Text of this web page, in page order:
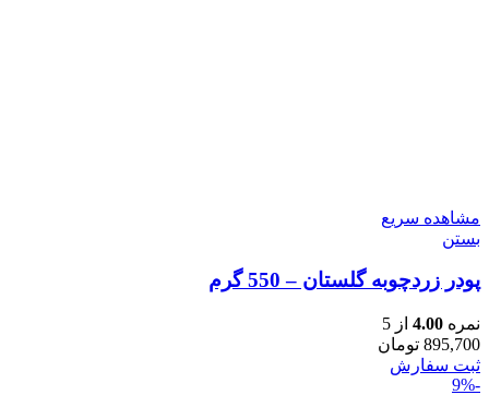
مشاهده سریع
بستن
پودر زردچوبه گلستان – 550 گرم
نمره 4.00 از 5
895,700 تومان
ثبت سفارش
-9%